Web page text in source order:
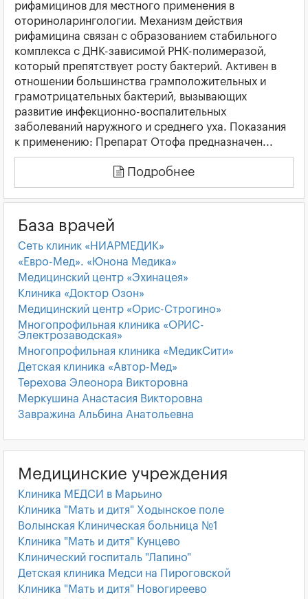
рифамицинов для местного применения в
оториноларингологии. Механизм действия
рифамицина связан с образованием стабильного
комплекса с ДНК-зависимой РНК-полимеразой,
который препятствует росту бактерий. Активен в
отношении большинства грамположительных и
грамотрицательных бактерий, вызывающих
развитие инфекционно-воспалительных
заболеваний наружного и среднего уха. Показания
к применению: Препарат Отофа предназначен...
Подробнее
База врачей
Сеть клиник «НИАРМЕДИК»
«Евро-Мед». «Юнона Медика»
Медицинский центр «Эхинацея»
Клиника «Доктор Озон»
Медицинский центр «Орис-Строгино»
Многопрофильная клиника «ОРИС-
Электрозаводская»
Многопрофильная клиника «МедикСити»
Детская клиника «Автор-Мед»
Терехова Элеонора Викторовна
Меркушина Анастасия Викторовна
Завражина Альбина Анатольевна
Медицинские учреждения
Клиника МЕДСИ в Марьино
Клиника "Мать и дитя" Ходынское поле
Волынская Клиническая больница №1
Клиника "Мать и дитя" Кунцево
Клинический госпиталь "Лапино"
Детская клиника Медси на Пироговской
Клиника "Мать и дитя" Новогиреево